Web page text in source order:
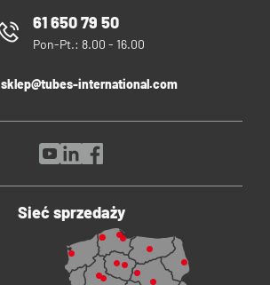
61 650 79 50
Pon-Pt.: 8.00 - 16.00
sklep@tubes-international.com
Sieć sprzedaży